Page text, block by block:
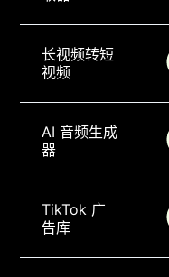
长视频转短
视频
AI 音频生成
器
TikTok 广
告库